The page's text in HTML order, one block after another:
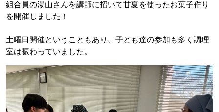
組合員の湯山さんを講師に招いて甘夏を使ったお菓子作り
を開催しました！
土曜日開催ということもあり、子ども達の参加も多く調理
室は賑わっていました。